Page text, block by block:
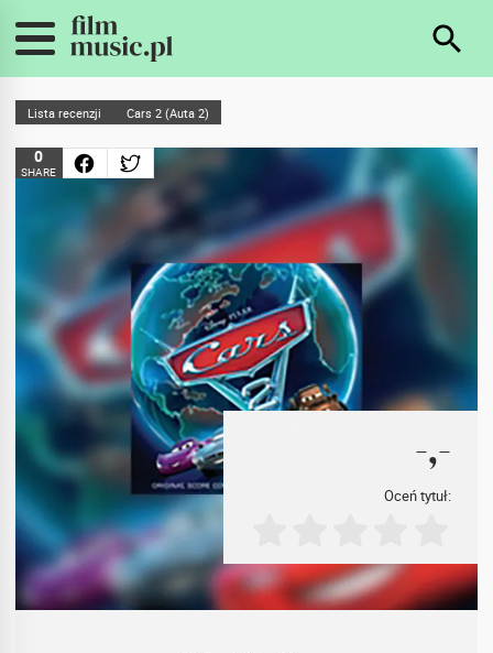
Lista recenzji Cars 2 (Auta 2)
0
SHARE
-,-
Oceń tytuł: